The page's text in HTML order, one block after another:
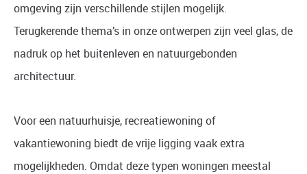
omgeving zijn verschillende stijlen mogelijk.
Terugkerende thema’s in onze ontwerpen zijn veel glas, de
nadruk op het buitenleven en natuurgebonden
architectuur.
Voor een natuurhuisje, recreatiewoning of
vakantiewoning biedt de vrije ligging vaak extra
mogelijkheden. Omdat deze typen woningen meestal